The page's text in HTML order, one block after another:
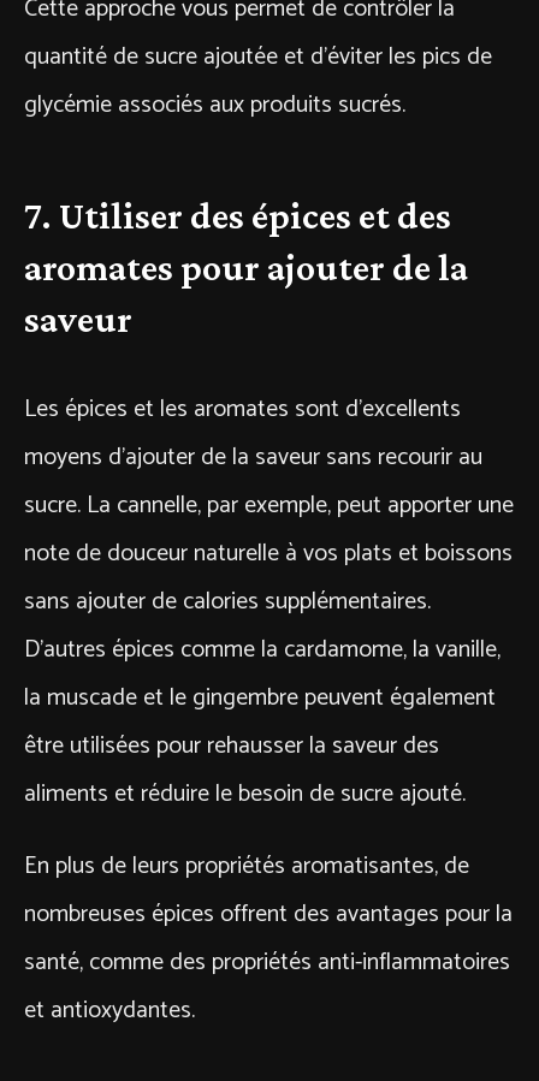
Cette approche vous permet de contrôler la
quantité de sucre ajoutée et d’éviter les pics de
glycémie associés aux produits sucrés.
7. Utiliser des épices et des
aromates pour ajouter de la
saveur
Les épices et les aromates sont d’excellents
moyens d’ajouter de la saveur sans recourir au
sucre. La cannelle, par exemple, peut apporter une
note de douceur naturelle à vos plats et boissons
sans ajouter de calories supplémentaires.
D’autres épices comme la cardamome, la vanille,
la muscade et le gingembre peuvent également
être utilisées pour rehausser la saveur des
aliments et réduire le besoin de sucre ajouté.
En plus de leurs propriétés aromatisantes, de
nombreuses épices offrent des avantages pour la
santé, comme des propriétés anti-inflammatoires
et antioxydantes.